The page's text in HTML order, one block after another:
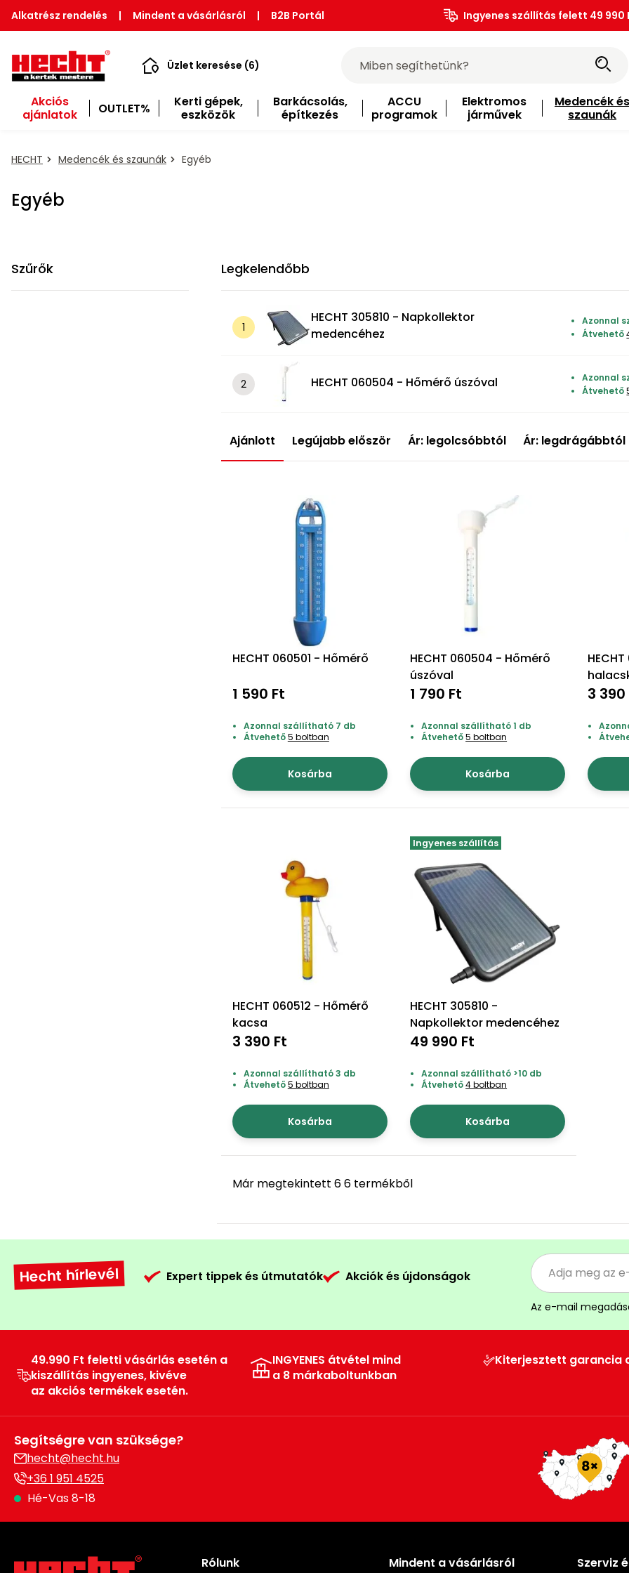
Alkatrész rendelés | Mindent a vásárlásról | B2B Portál Ingyenes szállítás felett 49 990
Üzlet keresése (6)
Akciós
ajánlatok
OUTLET%
Kerti gépek,
eszközök
Barkácsolás,
építkezés
ACCU
programok
Elektromos
járművek
Medencék
szaunák
HECHT Medencék és szaunák Egyéb
Egyéb
Legkelendőbb
HECHT 305810 - Napkollektor
medencéhez
Azonnal
Átvehető
HECHT 060504 - Hőmérő úszóval
Azonnal
Átvehető
Szűrők
Ajánlott Legújabb először Ár: legolcsóbbtól Ár: legdrágábbtól
HECHT 060501 - Hőmérő
1 590 Ft
Azonnal szállítható 7 db
Átvehető5 boltban
Kosárba
HECHT 060504 - Hőmérő
úszóval
1 790 Ft
Azonnal szállítható 1 db
Átvehető5 boltban
Kosárba
3
HECHT 060512 - Hőmérő
kacsa
3 390 Ft
Azonnal szállítható 3 db
Átvehető5 boltban
Kosárba
Ingyenes szállítás
HECHT 305810 -
Napkollektor medencéhez
49 990 Ft
Azonnal szállítható >10 db
Átvehető4 boltban
Kosárba
Már megtekintett 6 6 termékből
Hecht hírlevél Expert tippek és útmutatók Akciók és újdonságok
Az e-mail
49.990 Ft feletti vásárlás esetén a
kiszállítás ingyenes, kivéve
az akciós termékek esetén.
INGYENES átvétel mind
a 8 márkaboltunkban
Kiterjesztett garancia
Segítségre van szüksége?
hecht@hecht.hu
+36 1 951 4525
Hé-Vas 8-18
Rólunk Mindent a vásárlásról Szerviz